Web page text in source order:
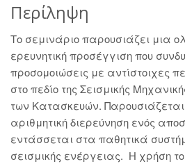
Περίληψη
Το σεμινάριο παρουσιάζει μια
ερευνητική προσέγγιση που
προσομοιώσεις με αντίστοιχες
στο πεδίο της Σεισμικής
των Κατασκευών. Παρουσιάζεται
αριθμητική διερεύνηση ενός
εντάσσεται στα παθητικά
σεισμικής ενέργειας. Η χρήση